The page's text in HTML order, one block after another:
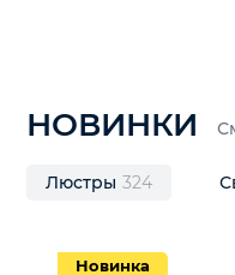
НОВИНКИ
Люстры 324
Новинка